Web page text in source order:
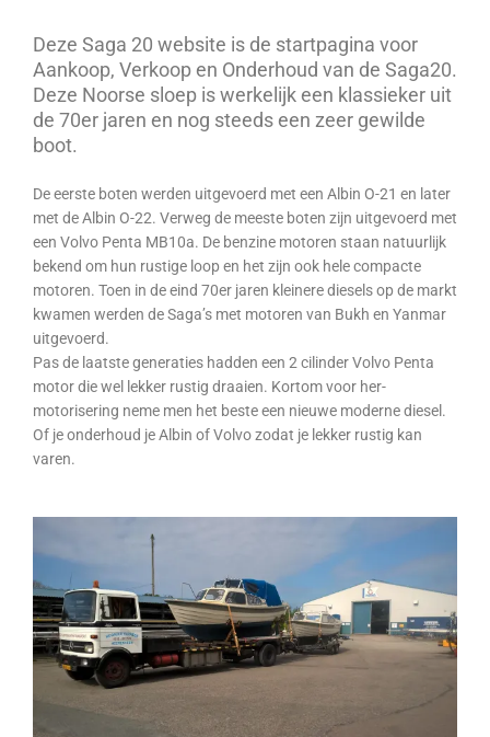
Deze Saga 20 website is de startpagina voor
Aankoop, Verkoop en Onderhoud van de Saga20.
Deze Noorse sloep is werkelijk een klassieker uit
de 70er jaren en nog steeds een zeer gewilde
boot.
De eerste boten werden uitgevoerd met een Albin O-21 en later
met de Albin O-22. Verweg de meeste boten zijn uitgevoerd met
een Volvo Penta MB10a. De benzine motoren staan natuurlijk
bekend om hun rustige loop en het zijn ook hele compacte
motoren. Toen in de eind 70er jaren kleinere diesels op de markt
kwamen werden de Saga’s met motoren van Bukh en Yanmar
uitgevoerd.
Pas de laatste generaties hadden een 2 cilinder Volvo Penta
motor die wel lekker rustig draaien. Kortom voor her-
motorisering neme men het beste een nieuwe moderne diesel.
Of je onderhoud je Albin of Volvo zodat je lekker rustig kan
varen.